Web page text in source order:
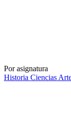
Por asignatura
Historia Ciencias